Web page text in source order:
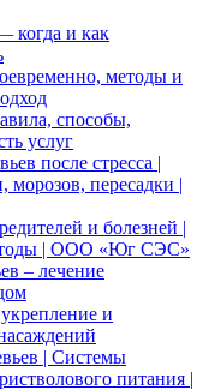
когда и как
методы и
способы,
услуг
после стресса |
морозов, пересадки |
и болезней |
| ООО «Юг СЭС»
– лечение
и
| Системы
питания |